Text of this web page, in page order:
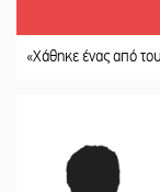
ένας από τους